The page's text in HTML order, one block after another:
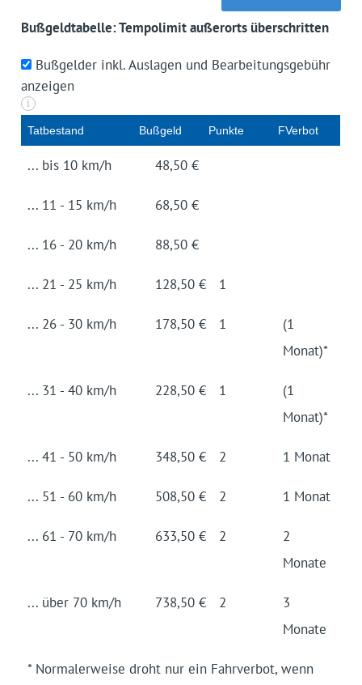
Bußgeldtabelle: Tempolimit außerorts überschritten
Bußgelder inkl. Auslagen und Bearbeitungsgebühr
anzeigen
i
Tat­be­stand Buß­geld Punk­te FVerbot
... bis 10 km/h 48,50 €
... 11 - 15 km/h 68,50 €
... 16 - 20 km/h 88,50 €
... 21 - 25 km/h 128,50 € 1
... 26 - 30 km/h 178,50 € 1
(1
Monat)*
... 31 - 40 km/h 228,50 € 1
(1
Monat)*
... 41 - 50 km/h 348,50 € 2 1 Monat
... 51 - 60 km/h 508,50 € 2 1 Monat
... 61 - 70 km/h 633,50 € 2
2
Monate
... über 70 km/h 738,50 € 2
3
Monate
* Normalerweise droht nur ein Fahrverbot, wenn